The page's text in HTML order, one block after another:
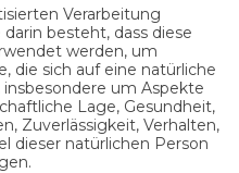
Verarbeitung
besteht, dass diese
werden, um
die sich auf eine natürliche
um Aspekte
Lage, Gesundheit,
Zuverlässigkeit, Verhalten,
dieser natürlichen Person